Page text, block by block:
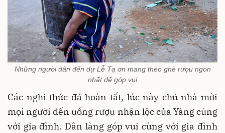
Những người dân đến dự Lễ Tạ ơn mang theo ghè rượu ngon
nhất để góp vui
Các nghi thức đã hoàn tất, lúc này chủ nhà mời
mọi người đến uống rượu nhận lộc của Yàng cùng
với gia đình. Dân làng góp vui cùng với gia đình